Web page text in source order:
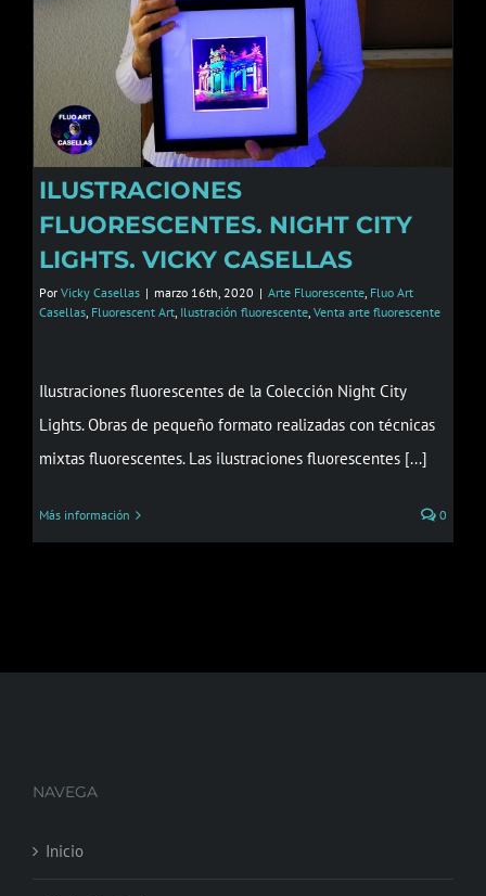
ILUSTRACIONES
FLUORESCENTES. NIGHT CITY
LIGHTS. VICKY CASELLAS
Por Vicky Casellas | marzo 16th, 2020 | Arte Fluorescente, Fluo Art
Casellas, Fluorescent Art, Ilustración fluorescente, Venta arte fluorescente
Ilustraciones fluorescentes de la Colección Night City
Lights. Obras de pequeño formato realizadas con técnicas
mixtas fluorescentes. Las ilustraciones fluorescentes [...]
Más información 0
NAVEGA
Inicio